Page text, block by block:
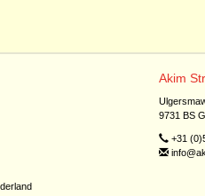
Akim
9731 BS
+31